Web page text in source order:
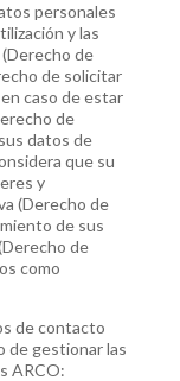
personales
y las
de
de solicitar
caso de estar
de
datos de
que su
y
(Derecho de
de sus
de
como
de contacto
de gestionar las
ARCO: